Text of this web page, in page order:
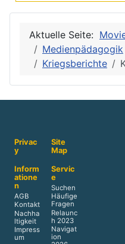
Aktuelle Seite:
Medienpädagogik
Kriegsberichte
Privac
y
Site
Map
Inform
atione
n
AGB
Kontakt
Nachha
ltigkeit
Impress
um
Servic
e
Suchen
Häufige
Fragen
Relaunc
h 2023
Navigat
ion